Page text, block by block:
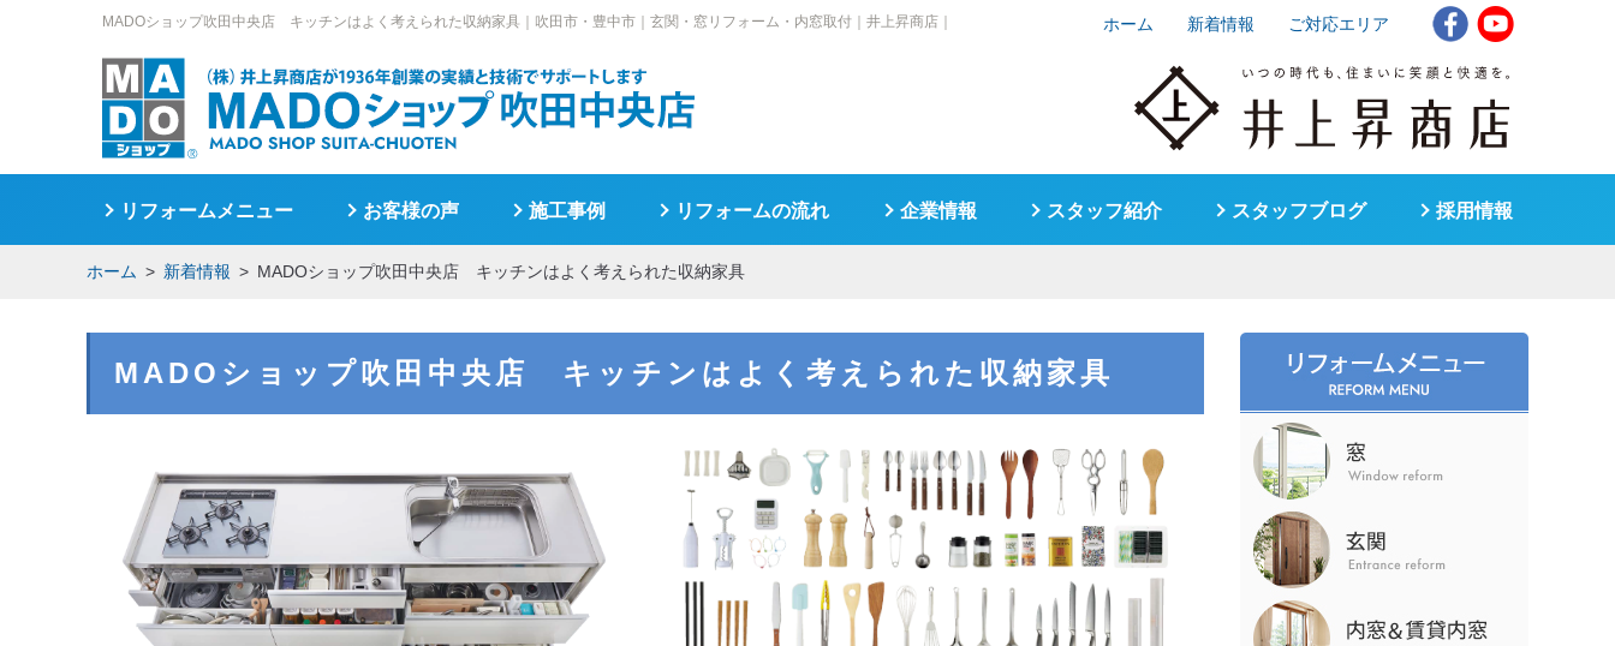
MADOショップ吹田中央店 キッチンはよく考えられた収納家具｜ 吹田市・豊中市｜玄関・窓リフォーム・内窓取付｜井上昇商店｜
ホーム 新着情報 MADOショップ吹田中央店 キッチンはよく考えられた収納家具
ホーム 新着情報 ご対応エリア
リフォームメニュー お客様の声 施工事例 リフォームの流れ 企業情報 スタッフ紹介 スタッフブログ 採用情報
MADOショップ吹田中央店 キッチンはよく考えられた収納家具